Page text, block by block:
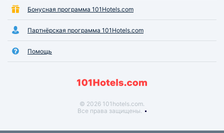
Бонусная программа 101Hotels.com
Партнёрская программа 101Hotels.com
Помощь
© 2026 101hotels.com.
Все права защищены.